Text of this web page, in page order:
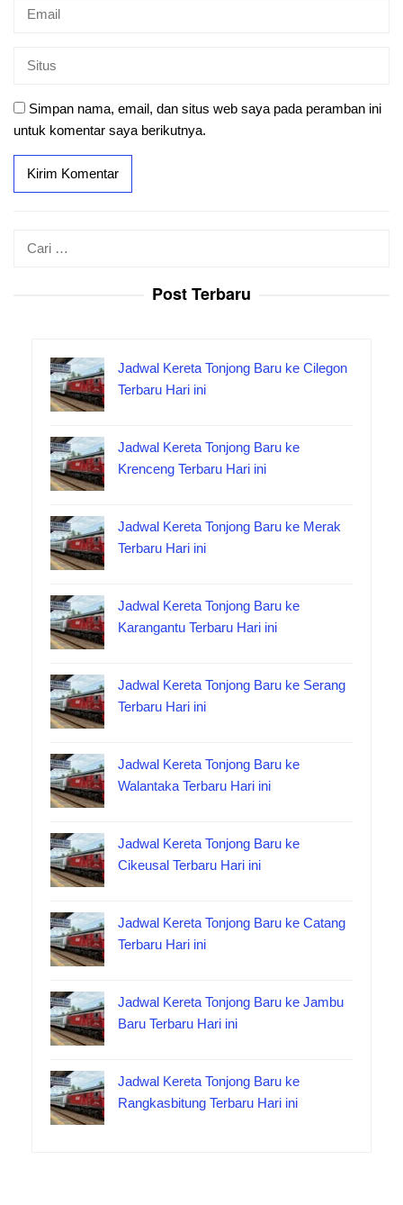
Simpan nama, email, dan situs web saya pada peramban ini
untuk komentar saya berikutnya.
Post Terbaru
Jadwal Kereta Tonjong Baru ke Cilegon
Terbaru Hari ini
Jadwal Kereta Tonjong Baru ke
Krenceng Terbaru Hari ini
Jadwal Kereta Tonjong Baru ke Merak
Terbaru Hari ini
Jadwal Kereta Tonjong Baru ke
Karangantu Terbaru Hari ini
Jadwal Kereta Tonjong Baru ke Serang
Terbaru Hari ini
Jadwal Kereta Tonjong Baru ke
Walantaka Terbaru Hari ini
Jadwal Kereta Tonjong Baru ke
Cikeusal Terbaru Hari ini
Jadwal Kereta Tonjong Baru ke Catang
Terbaru Hari ini
Jadwal Kereta Tonjong Baru ke Jambu
Baru Terbaru Hari ini
Jadwal Kereta Tonjong Baru ke
Rangkasbitung Terbaru Hari ini